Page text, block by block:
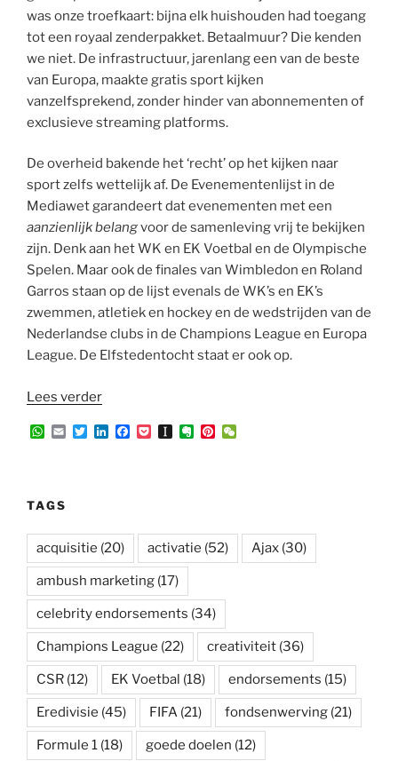
was onze troefkaart: bijna elk huishouden had toegang
tot een royaal zenderpakket. Betaalmuur? Die kenden
we niet. De infrastructuur, jarenlang een van de beste
van Europa, maakte gratis sport kijken
vanzelfsprekend, zonder hinder van abonnementen of
exclusieve streaming platforms.
De overheid bakende het ‘recht’ op het kijken naar
sport zelfs wettelijk af. De Evenementenlijst in de
Mediawet garandeert dat evenementen met een
aanzienlijk belangvoor de samenleving vrij te bekijken
zijn. Denk aan het WK en EK Voetbal en de Olympische
Spelen. Maar ook de finales van Wimbledon en Roland
Garros staan op de lijst evenals de WK’s en EK’s
zwemmen, atletiek en hockey en de wedstrijden van de
Nederlandse clubs in de Champions League en Europa
League. De Elfstedentocht staat er ook op.
Lees verder“Price
W
A
p
E
T
L
n
k
P
p
e
r
E
e
P
s
t
TAGS
acquisitie (20) activatie (52) Ajax (30)
ambush marketing (17)
celebrity endorsements (34)
Champions League (22) creativiteit (36)
CSR (12) EK Voetbal (18) endorsements (15)
Eredivisie (45) FIFA (21) fondsenwerving (21)
Formule 1 (18) goede doelen (12)